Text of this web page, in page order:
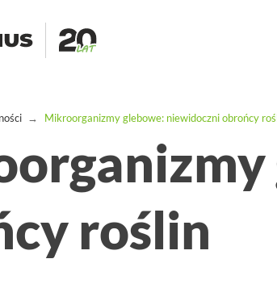
→ Mikroorganizmy glebowe: niewidoczni obrońcy
roślin